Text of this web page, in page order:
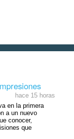
hace 15 horas
en la primera
a un nuevo
conocer,
que